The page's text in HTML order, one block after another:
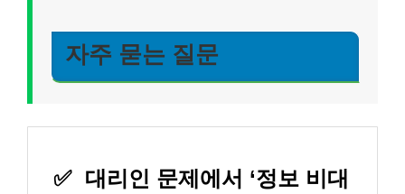
자주 묻는 질문
✅ 대리인 문제에서 ‘정보 비대